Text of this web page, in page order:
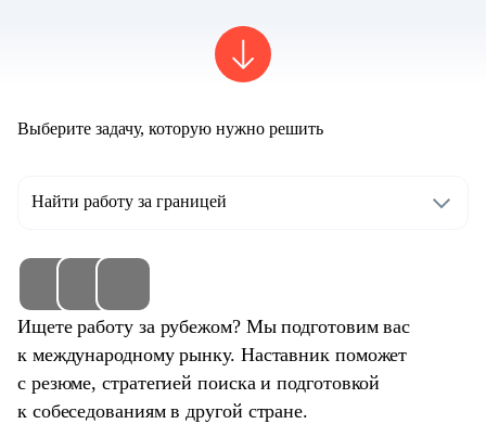
Выберите задачу, которую нужно решить
Найти работу за границей
Ищете работу за рубежом? Мы подготовим вас
к международному рынку. Наставник поможет
с резюме, стратегией поиска и подготовкой
к собеседованиям в другой стране.